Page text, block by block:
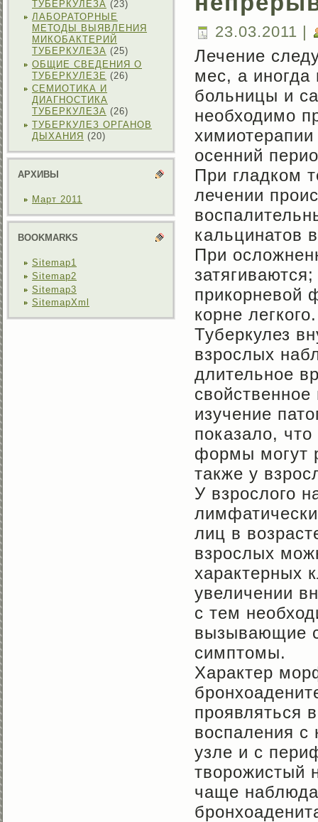
ТУБЕРКУЛЕЗА (23)
ЛАБОРАТОРНЫЕ
МЕТОДЫ ВЫЯВЛЕНИЯ
МИКОБАКТЕРИЙ
ТУБЕРКУЛЕЗА (25)
ОБЩИЕ СВЕДЕНИЯ О
ТУБЕРКУЛЕЗЕ (26)
СЕМИОТИКА И
ДИАГНОСТИКА
ТУБЕРКУЛЕЗА (26)
ТУБЕРКУЛЕЗ ОРГАНОВ
ДЫХАНИЯ (20)
АРХИВЫ
Март 2011
BOOKMARKS
Sitemap1
Sitemap2
Sitemap3
SitemapXml
23.03.2011 |
Лечение
мес, а иногда
больницы и
необходимо
осенний
При гладком
лечении
кальцинатов
При
прикорневой
корне легкого.
Туберкулез
взрослых
длительное
изучение
показало,
формы могут
также у
У взрослого
лиц в
взрослых
характерных
увеличении
с тем
вызывающие
симптомы.
Характер
проявляться
воспаления
узле и с
творожистый
чаще